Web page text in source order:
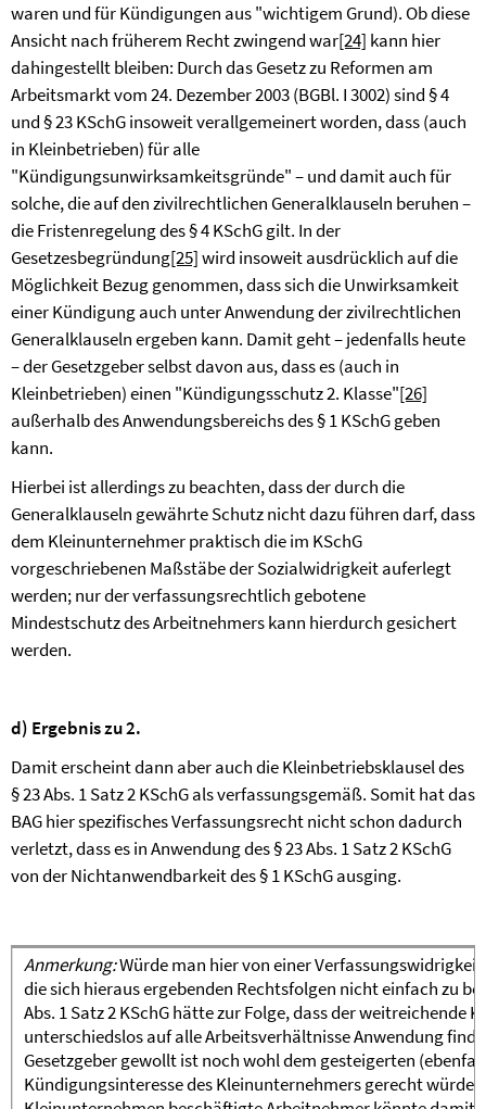
waren und für Kündigungen aus "wichtigem Grund). Ob diese
Ansicht nach früherem Recht zwingend war[24] kann hier
dahingestellt bleiben: Durch das Gesetz zu Reformen am
Arbeitsmarkt vom 24. Dezember 2003 (BGBl. I 3002) sind § 4
und § 23 KSchG insoweit verallgemeinert worden, dass (auch
in Kleinbetrieben) für alle
"Kündigungsunwirksamkeitsgründe" – und damit auch für
solche, die auf den zivilrechtlichen Generalklauseln beruhen –
die Fristenregelung des § 4 KSchG gilt. In der
Gesetzesbegründung[25]wird insoweit ausdrücklich auf die
Möglichkeit Bezug genommen, dass sich die Unwirksamkeit
einer Kündigung auch unter Anwendung der zivilrechtlichen
Generalklauseln ergeben kann. Damit geht – jedenfalls heute
– der Gesetzgeber selbst davon aus, dass es (auch in
Kleinbetrieben) einen "Kündigungsschutz 2. Klasse"[26]
außerhalb des Anwendungsbereichs des § 1 KSchG geben
kann.
Hierbei ist allerdings zu beachten, dass der durch die
Generalklauseln gewährte Schutz nicht dazu führen darf, dass
dem Kleinunternehmer praktisch die im KSchG
vorgeschriebenen Maßstäbe der Sozialwidrigkeit auferlegt
werden; nur der verfassungsrechtlich gebotene
Mindestschutz des Arbeitnehmers kann hierdurch gesichert
werden.
d) Ergebnis zu 2.
Damit erscheint dann aber auch die Kleinbetriebsklausel des
§ 23 Abs. 1 Satz 2 KSchG als verfassungsgemäß. Somit hat das
BAG hier spezifisches Verfassungsrecht nicht schon dadurch
verletzt, dass es in Anwendung des § 23 Abs. 1 Satz 2 KSchG
von der Nichtanwendbarkeit des § 1 KSchG ausging.
Anmerkung:Würde man hier von einer Verfassungswidrigkeit
die sich hieraus ergebenden Rechtsfolgen nicht einfach zu
Abs. 1 Satz 2 KSchG hätte zur Folge, dass der weitreichende
unterschiedslos auf alle Arbeitsverhältnisse Anwendung
Gesetzgeber gewollt ist noch wohl dem gesteigerten
Kündigungsinteresse des Kleinunternehmers gerecht würde.